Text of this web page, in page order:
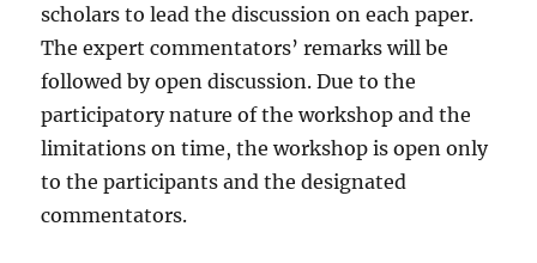
scholars to lead the discussion on each paper.
The expert commentators’ remarks will be
followed by open discussion. Due to the
participatory nature of the workshop and the
limitations on time, the workshop is open only
to the participants and the designated
commentators.